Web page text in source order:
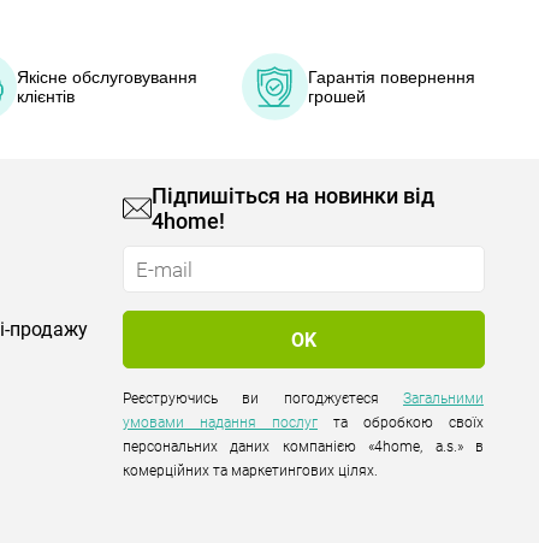
Якісне обслуговування
клієнтів
Гарантія повернення
грошей
продажу
Підпишіться на новинки від
4home!
Реєструючись ви погоджуєтесяЗагальними
умовами надання послуг та обробкою своїх
персональних даних компанією «4home, a.s.» в
комерційних та маркетингових цілях.